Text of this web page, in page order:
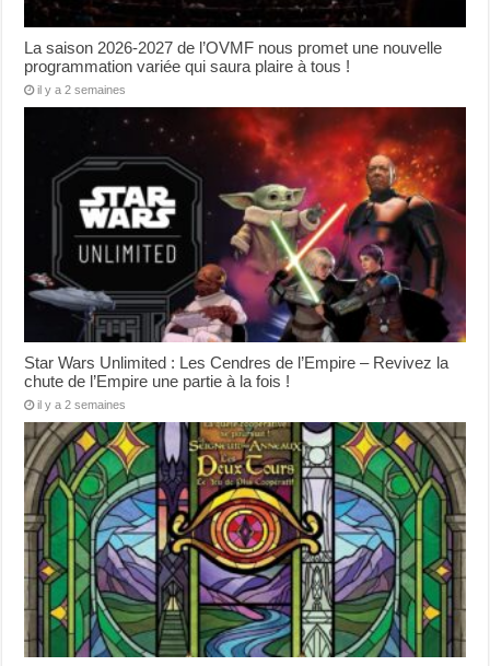
La saison 2026-2027 de l’OVMF nous promet une nouvelle
programmation variée qui saura plaire à tous !
il y a 2 semaines
Star Wars Unlimited : Les Cendres de l’Empire – Revivez la
chute de l’Empire une partie à la fois !
il y a 2 semaines